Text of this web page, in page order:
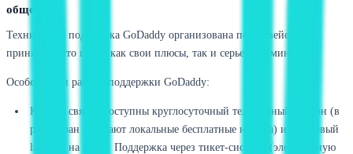
общения
Техническая поддержка GoDaddy организована по конвейерному
принципу, что имеет как свои плюсы, так и серьезные минусы.
Особенности работы поддержки GoDaddy:
Каналы связи. Доступны круглосуточный телефонный дозвон (в
ряде стран работают локальные бесплатные номера) и текстовый
live-чат на сайте. Поддержка через тикет-систему (электронную